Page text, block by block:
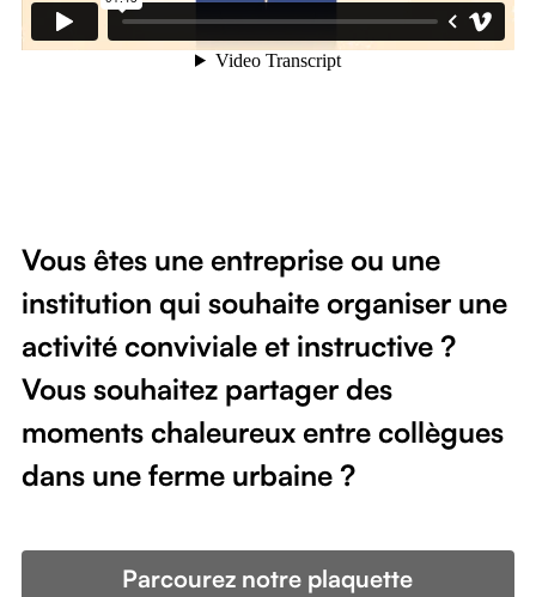
Vous êtes une entreprise ou une
institution qui souhaite organiser une
activité conviviale et instructive ?
Vous souhaitez partager des
moments chaleureux entre collègues
dans une ferme urbaine ?
Parcourez notre plaquette